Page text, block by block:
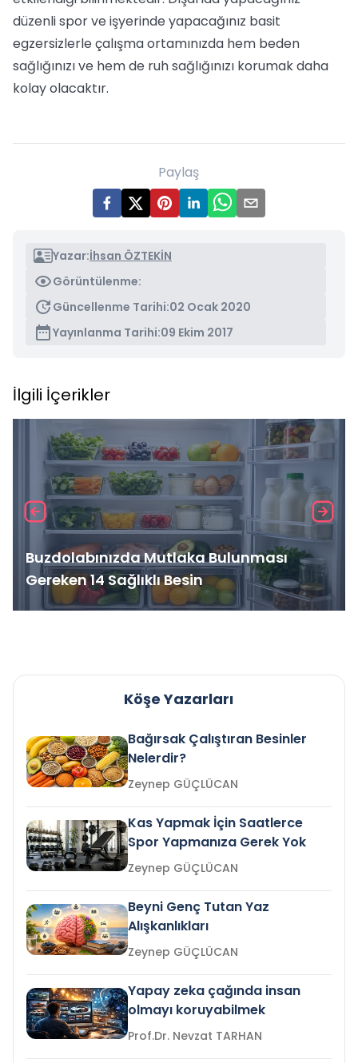
düzenli spor ve işyerinde yapacağınız basit
egzersizlerle çalışma ortamınızda hem beden
sağlığınızı ve hem de ruh sağlığınızı korumak daha
kolay olacaktır.
Paylaş
Yazar:İhsan ÖZTEKİN
Görüntülenme:
Güncellenme Tarihi:02 Ocak 2020
Yayınlanma Tarihi:09 Ekim 2017
İlgili İçerikler
Buzdolabınızda Mutlaka Bulunması
Gereken 14 Sağlıklı Besin
Köşe Yazarları
Bağırsak Çalıştıran Besinler
Nelerdir?
Zeynep GÜÇLÜCAN
Kas Yapmak İçin Saatlerce
Spor Yapmanıza Gerek Yok
Zeynep GÜÇLÜCAN
Beyni Genç Tutan Yaz
Alışkanlıkları
Zeynep GÜÇLÜCAN
Yapay zeka çağında insan
olmayı koruyabilmek
Prof.Dr. Nevzat TARHAN